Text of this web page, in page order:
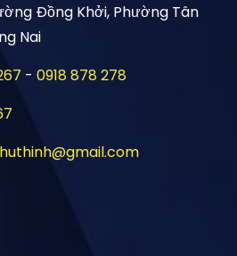
Đồng Khởi, Phường Tân
Nai
- 0918 878 278